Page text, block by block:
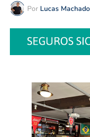
Por Lucas Machado